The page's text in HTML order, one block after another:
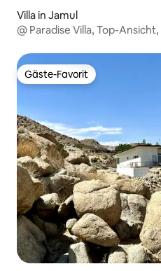
Villa in Jamul
@ Paradise Villa, Top-
Gäste-Favorit
Gäste-Favorit